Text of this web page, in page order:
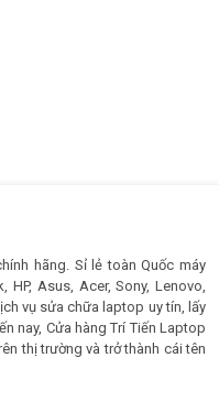
250.000 ₫.
hãng. Sỉ lẻ toàn Quốc máy
Asus, Acer, Sony, Lenovo,
vụ sửa chữa laptop uy tín, lấy
nay, Cửa hàng Trí Tiến Laptop
thị trường và trở thành cái tên